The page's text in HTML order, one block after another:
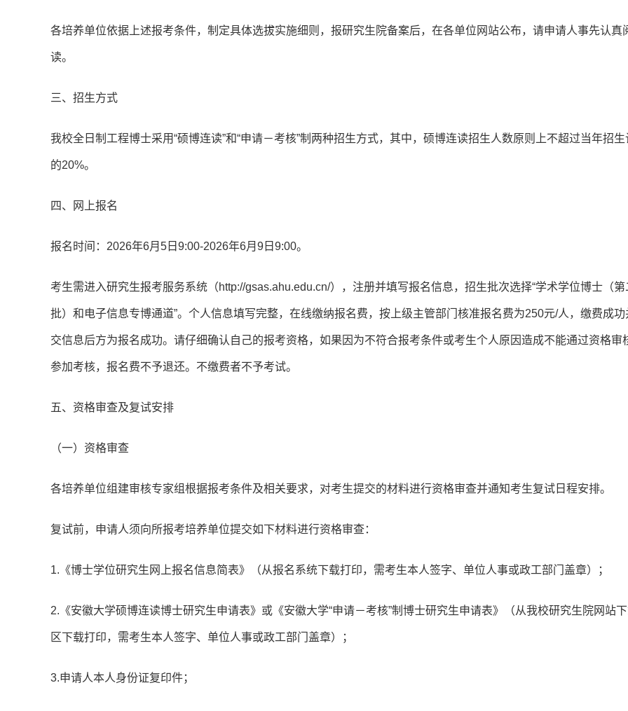
各培养单位依据上述报考条件，制定具体选拔实施细则，报研究生院备案后，在各单位网站公布，请申请人事先认真
读。
三、招生方式
我校全日制工程博士采用“硕博连读”和“申请－考核”制两种招生方式，其中，硕博连读招生人数原则上不超过当年招生
的20%。
四、网上报名
报名时间：2026年6月5日9:00-2026年6月9日9:00。
考生需进入研究生报考服务系统（http://gsas.ahu.edu.cn/），注册并填写报名信息，招生批次选择“学术学位博士（第
批）和电子信息专博通道”。个人信息填写完整，在线缴纳报名费，按上级主管部门核准报名费为250元/人，缴费成功
交信息后方为报名成功。请仔细确认自己的报考资格，如果因为不符合报考条件或考生个人原因造成不能通过资格审
参加考核，报名费不予退还。不缴费者不予考试。
五、资格审查及复试安排
（一）资格审查
各培养单位组建审核专家组根据报考条件及相关要求，对考生提交的材料进行资格审查并通知考生复试日程安排。
复试前，申请人须向所报考培养单位提交如下材料进行资格审查：
1.《博士学位研究生网上报名信息简表》（从报名系统下载打印，需考生本人签字、单位人事或政工部门盖章）；
2.《安徽大学硕博连读博士研究生申请表》或《安徽大学“申请－考核”制博士研究生申请表》（从我校研究生院网站
区下载打印，需考生本人签字、单位人事或政工部门盖章）；
3.申请人本人身份证复印件；